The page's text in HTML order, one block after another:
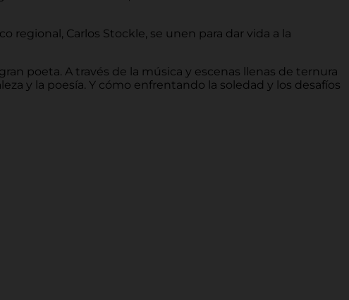
regional, Carlos Stockle, se unen para dar vida a la
poeta. A través de la música y escenas llenas de ternura
y la poesía. Y cómo enfrentando la soledad y los desafíos